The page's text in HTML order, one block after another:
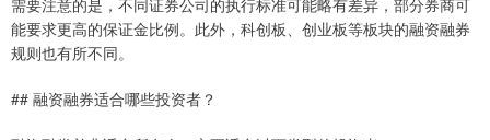
能要求更高的保证金比例。此外，科创板、创业板等板块的融资融券
规则也有所不同。
## 融资融券适合哪些投资者？